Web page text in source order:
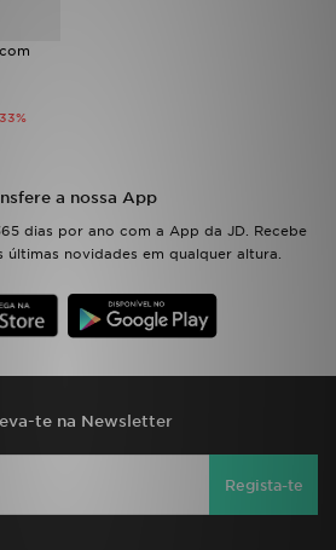
a nossa App
dias por ano com a App da JD. Recebe
últimas novidades em qualquer altura.
te na Newsletter
Regista-te